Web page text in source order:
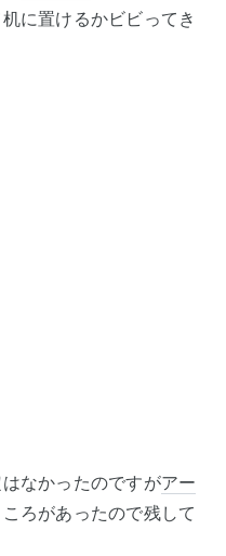
に置けるかビビってき
なかったのですがアー
ろがあったので残して